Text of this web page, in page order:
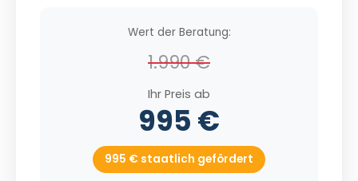
Wert der Beratung:
1.990 €
Ihr Preis ab
995 €
995 € staatlich gefördert